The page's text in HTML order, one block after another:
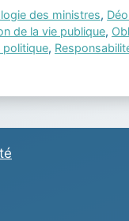
des ministres,
de la vie publique,
politique,